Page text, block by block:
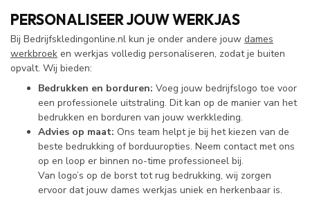
PERSONALISEER JOUW WERKJAS
Bij Bedrijfskledingonline.nl kun je onder andere jouw dames
werkbroek en werkjas volledig personaliseren, zodat je buiten
opvalt. Wij bieden:
Bedrukken en borduren: Voeg jouw bedrijfslogo toe voor
een professionele uitstraling. Dit kan op de manier van het
bedrukken en borduren van jouw werkkleding.
Advies op maat: Ons team helpt je bij het kiezen van de
beste bedrukking of borduuropties. Neem contact met ons
op en loop er binnen no-time professioneel bij.
Van logo’s op de borst tot rug bedrukking, wij zorgen
ervoor dat jouw dames werkjas uniek en herkenbaar is.